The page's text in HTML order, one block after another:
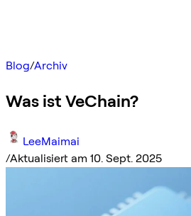
Blog/Archiv
Was ist VeChain?
LeeMaimai
/Aktualisiert am 10. Sept. 2025